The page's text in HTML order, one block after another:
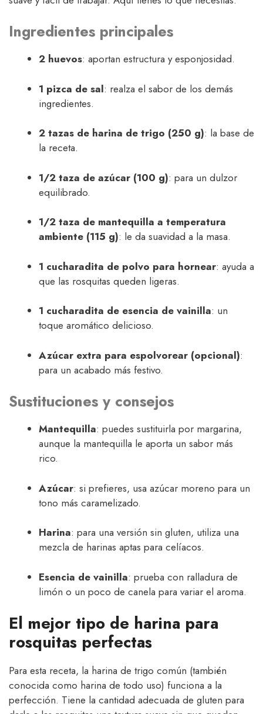
Ingredientes principales
2 huevos: aportan estructura y esponjosidad.
1 pizca de sal: realza el sabor de los demás
ingredientes.
2 tazas de harina de trigo (250 g): la base de
la receta.
1/2 taza de azúcar (100 g): para un dulzor
equilibrado.
1/2 taza de mantequilla a temperatura
ambiente (115 g): le da suavidad a la masa.
1 cucharadita de polvo para hornear: ayuda a
que las rosquitas queden ligeras.
1 cucharadita de esencia de vainilla: un
toque aromático delicioso.
Azúcar extra para espolvorear (opcional):
para un acabado más festivo.
Sustituciones y consejos
Mantequilla: puedes sustituirla por margarina,
aunque la mantequilla le aporta un sabor más
rico.
Azúcar: si prefieres, usa azúcar moreno para un
tono más caramelizado.
Harina: para una versión sin gluten, utiliza una
mezcla de harinas aptas para celíacos.
Esencia de vainilla: prueba con ralladura de
limón o un poco de canela para variar el aroma.
El mejor tipo de harina para
rosquitas perfectas
Para esta receta, la harina de trigo común (también
conocida como harina de todo uso) funciona a la
perfección. Tiene la cantidad adecuada de gluten para